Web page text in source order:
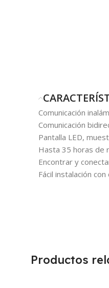
Comunicación
Comunicación
Pantalla LED,
Hasta 35 horas de
Encontrar y
Fácil instalación
Productos